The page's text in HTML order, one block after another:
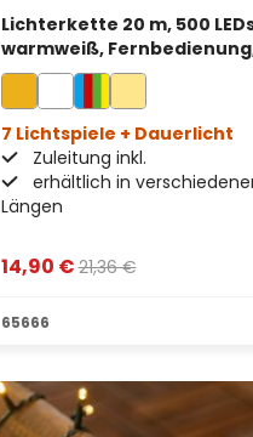
Lichterkette 20 m, 500
warmweiß,
grünes Kabel,
7 Lichtspiele + Dauerlicht
Zuleitung inkl.
erhältlich in
Längen
14,90 €21,36 €
65666